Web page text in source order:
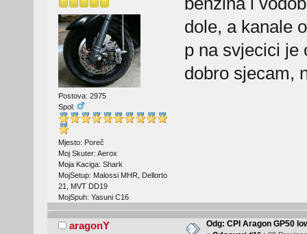
Postova: 2975
Spol:
Mjesto: Poreč
Moj Skuter: Aerox
Moja Kaciga: Shark
MojSetup: Malossi MHR, Dellorto
21, MVT DD19
MojSpuh: Yasuni C16
dole, a kanale
p na svjecici je
dobro sjecam,
aragonY Odg: CPI Aragon GP50